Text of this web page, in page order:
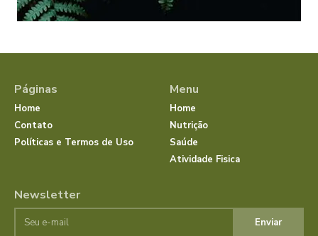
Páginas
Home
Contato
Políticas e Termos de Uso
Menu
Home
Nutrição
Saúde
Atividade Fisica
Newsletter
Enviar